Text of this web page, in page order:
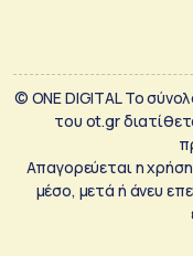
© ONE DIGITAL Το
του ot.gr
Απαγορεύεται η
μέσο, μετά ή άνευ